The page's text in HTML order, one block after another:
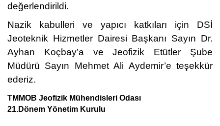
değerlendirildi.
Nazik kabulleri ve yapıcı katkıları için DSİ
Jeoteknik Hizmetler Dairesi Başkanı Sayın Dr.
Ayhan Koçbay’a ve Jeofizik Etütler Şube
Müdürü Sayın Mehmet Ali Aydemir’e teşekkür
ederiz.
TMMOB Jeofizik Mühendisleri Odası
21.Dönem Yönetim Kurulu